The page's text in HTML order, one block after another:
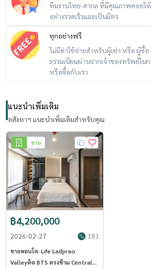
ทีมงานไทย-สากล ที่มีคุณภาพคอยใ
อย่างรวดเร็วและเป็นมิตร
ทุกอย่างฟรี
ไม่มีค่าใช้จ่ายสำหรับผู้เช่า หรือ ผู้ซื้อ
ธรรมเนียมผ่านจากเจ้าของทรัพย์ใ
หรือซื้อกับเรา
แนะนำเพิ่มเติม
อสังหาฯ แนะนำเพิ่มเติมสำหรับคุณ
ขาย
฿4,200,000
2026-02-27 181
ขายคอนโด: Life Ladprao
Valleyติด BTS ตรงข้าม Central